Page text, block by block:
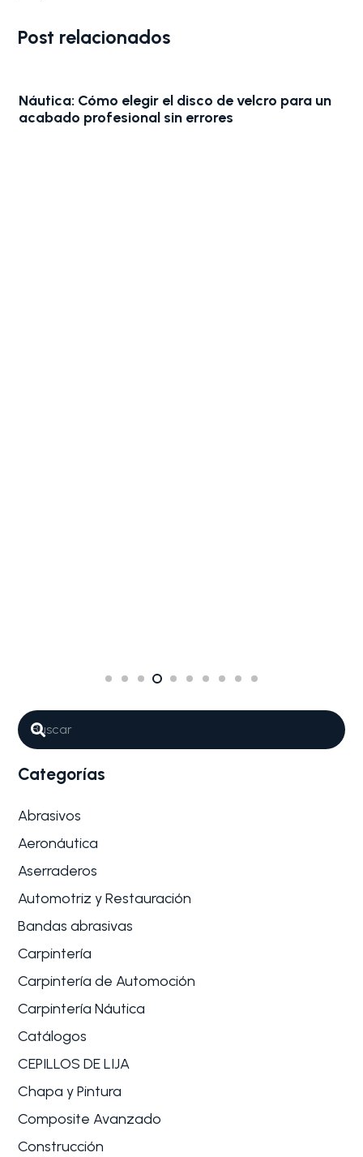
Post relacionados
Náutica: Cómo elegir el disco de velcro para un
acabado profesional sin errores
Categorías
Abrasivos
Aeronáutica
Aserraderos
Automotriz y Restauración
Bandas abrasivas
Carpintería
Carpintería de Automoción
Carpintería Náutica
Catálogos
CEPILLOS DE LIJA
Chapa y Pintura
Composite Avanzado
Construcción